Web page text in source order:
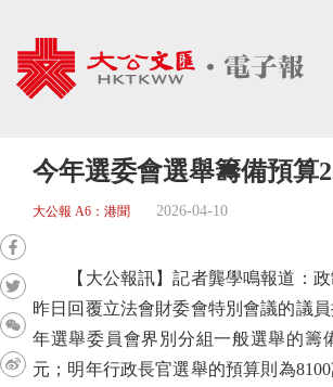
今年選委會選舉籌備預算
大公報 A6：港聞 2026-04-10
【大公報訊】記者龔學鳴報道：政
昨日回覆立法會財委會特別會議的議
年選舉委員會界別分組一般選舉的籌
元；明年行政長官選舉的預算則為